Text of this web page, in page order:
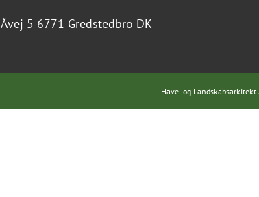
Åvej 5 6771 Gredstedbro DK
Have- og